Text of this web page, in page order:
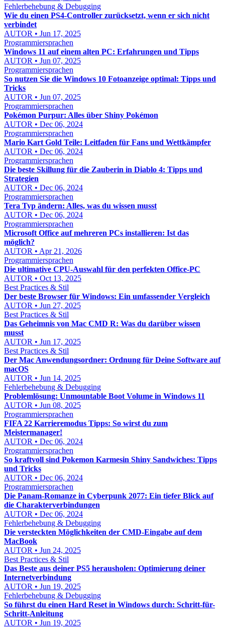
Fehlerbehebung & Debugging
Wie du einen PS4-Controller zurücksetzt, wenn er sich nicht
verbindet
AUTOR • Jun 17, 2025
Programmiersprachen
Windows 11 auf einem alten PC: Erfahrungen und Tipps
AUTOR • Jun 07, 2025
Programmiersprachen
So nutzen Sie die Windows 10 Fotoanzeige optimal: Tipps und
Tricks
AUTOR • Jun 07, 2025
Programmiersprachen
Pokémon Purpur: Alles über Shiny Pokémon
AUTOR • Dec 06, 2024
Programmiersprachen
Mario Kart Gold Teile: Leitfaden für Fans und Wettkämpfer
AUTOR • Dec 06, 2024
Programmiersprachen
Die beste Skillung für die Zauberin in Diablo 4: Tipps und
Strategien
AUTOR • Dec 06, 2024
Programmiersprachen
Tera Typ ändern: Alles, was du wissen musst
AUTOR • Dec 06, 2024
Programmiersprachen
Microsoft Office auf mehreren PCs installieren: Ist das
möglich?
AUTOR • Apr 21, 2026
Programmiersprachen
Die ultimative CPU-Auswahl für den perfekten Office-PC
AUTOR • Oct 13, 2025
Best Practices & Stil
Der beste Browser für Windows: Ein umfassender Vergleich
AUTOR • Jun 27, 2025
Best Practices & Stil
Das Geheimnis von Mac CMD R: Was du darüber wissen
musst
AUTOR • Jun 17, 2025
Best Practices & Stil
Der Mac Anwendungsordner: Ordnung für Deine Software auf
macOS
AUTOR • Jun 14, 2025
Fehlerbehebung & Debugging
Problemlösung: Unmountable Boot Volume in Windows 11
AUTOR • Jun 08, 2025
Programmiersprachen
FIFA 22 Karrieremodus Tipps: So wirst du zum
Meistermanager!
AUTOR • Dec 06, 2024
Programmiersprachen
So kraftvoll sind Pokemon Karmesin Shiny Sandwiches: Tipps
und Tricks
AUTOR • Dec 06, 2024
Programmiersprachen
Die Panam-Romanze in Cyberpunk 2077: Ein tiefer Blick auf
die Charakterverbindungen
AUTOR • Dec 06, 2024
Fehlerbehebung & Debugging
Die versteckten Möglichkeiten der CMD-Eingabe auf dem
MacBook
AUTOR • Jun 24, 2025
Best Practices & Stil
Das Beste aus deiner PS5 herausholen: Optimierung deiner
Internetverbindung
AUTOR • Jun 19, 2025
Fehlerbehebung & Debugging
So führst du einen Hard Reset in Windows durch: Schritt-für-
Schritt-Anleitung
AUTOR • Jun 19, 2025